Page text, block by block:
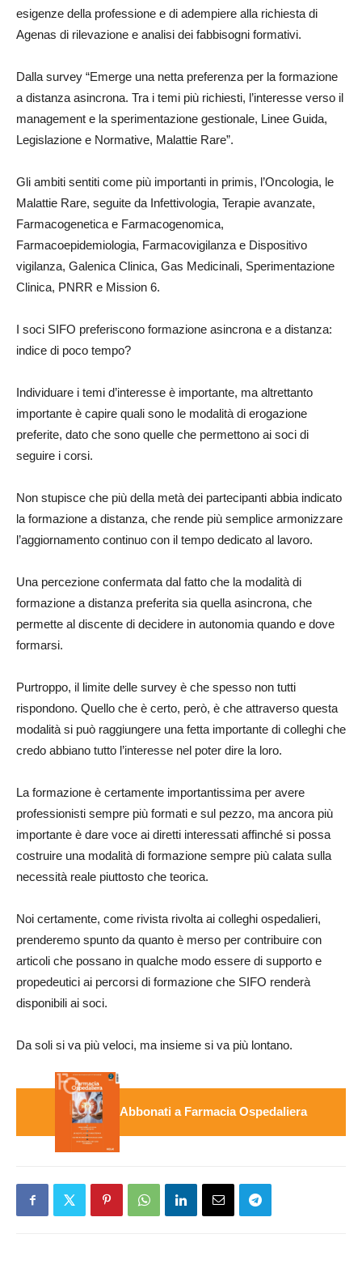
esigenze della professione e di adempiere alla richiesta di
Agenas di rilevazione e analisi dei fabbisogni formativi.
Dalla survey “Emerge una netta preferenza per la formazione
a distanza asincrona. Tra i temi più richiesti, l’interesse verso il
management e la sperimentazione gestionale, Linee Guida,
Legislazione e Normative, Malattie Rare”.
Gli ambiti sentiti come più importanti in primis, l’Oncologia, le
Malattie Rare, seguite da Infettivologia, Terapie avanzate,
Farmacogenetica e Farmacogenomica,
Farmacoepidemiologia, Farmacovigilanza e Dispositivo
vigilanza, Galenica Clinica, Gas Medicinali, Sperimentazione
Clinica, PNRR e Mission 6.
I soci SIFO preferiscono formazione asincrona e a distanza:
indice di poco tempo?
Individuare i temi d’interesse è importante, ma altrettanto
importante è capire quali sono le modalità di erogazione
preferite, dato che sono quelle che permettono ai soci di
seguire i corsi.
Non stupisce che più della metà dei partecipanti abbia indicato
la formazione a distanza, che rende più semplice armonizzare
l’aggiornamento continuo con il tempo dedicato al lavoro.
Una percezione confermata dal fatto che la modalità di
formazione a distanza preferita sia quella asincrona, che
permette al discente di decidere in autonomia quando e dove
formarsi.
Purtroppo, il limite delle survey è che spesso non tutti
rispondono. Quello che è certo, però, è che attraverso questa
modalità si può raggiungere una fetta importante di colleghi che
credo abbiano tutto l’interesse nel poter dire la loro.
La formazione è certamente importantissima per avere
professionisti sempre più formati e sul pezzo, ma ancora più
importante è dare voce ai diretti interessati affinché si possa
costruire una modalità di formazione sempre più calata sulla
necessità reale piuttosto che teorica.
Noi certamente, come rivista rivolta ai colleghi ospedalieri,
prenderemo spunto da quanto è merso per contribuire con
articoli che possano in qualche modo essere di supporto e
propedeutici ai percorsi di formazione che SIFO renderà
disponibili ai soci.
Da soli si va più veloci, ma insieme si va più lontano.
Abbonati a Farmacia Ospedaliera